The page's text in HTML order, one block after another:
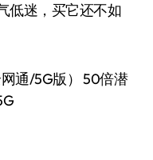
低迷，买它还不如
通/5G版） 50倍潜